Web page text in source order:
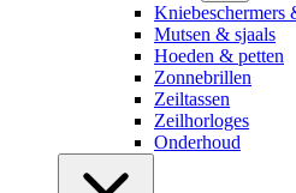
Kniebeschermers
Mutsen & sjaals
Hoeden & petten
Zonnebrillen
Zeiltassen
Zeilhorloges
Onderhoud